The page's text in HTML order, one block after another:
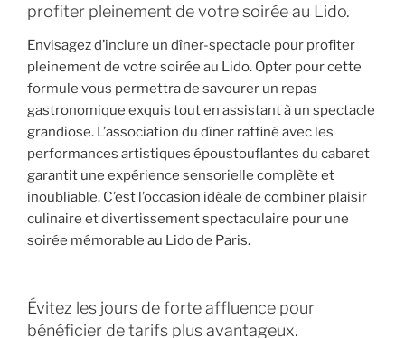
profiter pleinement de votre soirée au Lido.
Envisagez d’inclure un dîner-spectacle pour profiter
pleinement de votre soirée au Lido. Opter pour cette
formule vous permettra de savourer un repas
gastronomique exquis tout en assistant à un spectacle
grandiose. L’association du dîner raffiné avec les
performances artistiques époustouflantes du cabaret
garantit une expérience sensorielle complète et
inoubliable. C’est l’occasion idéale de combiner plaisir
culinaire et divertissement spectaculaire pour une
soirée mémorable au Lido de Paris.
Évitez les jours de forte affluence pour
bénéficier de tarifs plus avantageux.